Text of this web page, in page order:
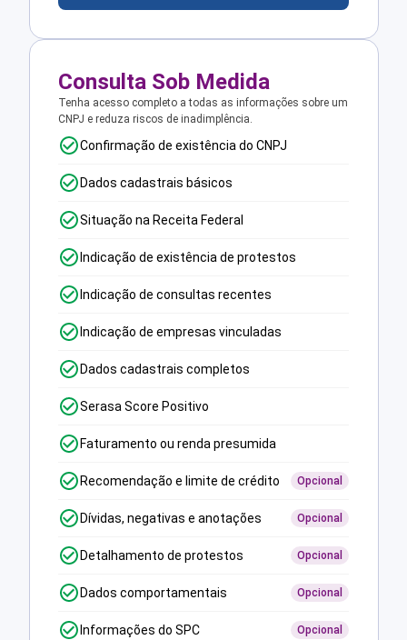
Consulta Sob Medida
Tenha acesso completo a todas as informações sobre um
CNPJ e reduza riscos de inadimplência.
Confirmação de existência do CNPJ
Dados cadastrais básicos
Situação na Receita Federal
Indicação de existência de protestos
Indicação de consultas recentes
Indicação de empresas vinculadas
Dados cadastrais completos
Serasa Score Positivo
Faturamento ou renda presumida
Recomendação e limite de crédito Opcional
Dívidas, negativas e anotações Opcional
Detalhamento de protestos Opcional
Dados comportamentais Opcional
Informações do SPC Opcional